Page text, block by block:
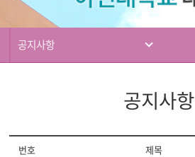
공지사항
공지사항
번호 제목